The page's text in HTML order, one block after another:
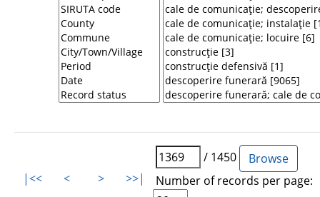
|<< < > >>|
/ 1450
Number of records per page: